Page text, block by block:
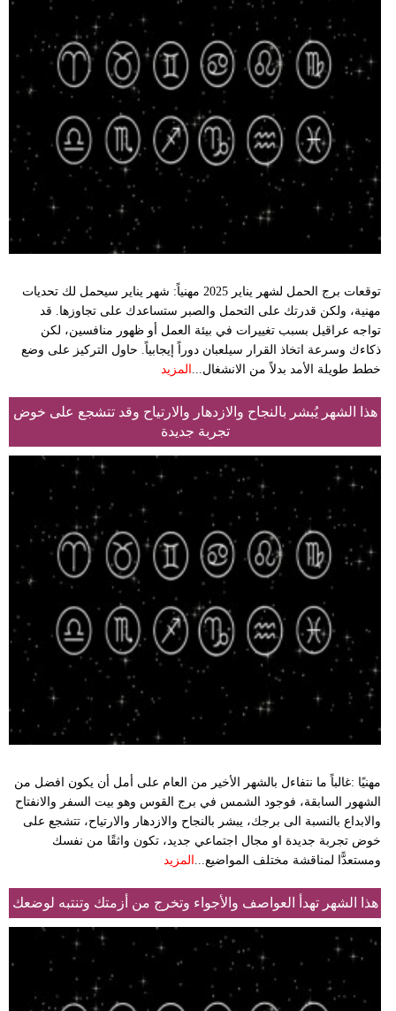
توقعات برج الحمل لشهر يناير 2025 مهنياً: شهر يناير سيحمل لك تحديات
مهنية، ولكن قدرتك على التحمل والصبر ستساعدك على تجاوزها. قد
تواجه عراقيل بسبب تغييرات في بيئة العمل أو ظهور منافسين، لكن
ذكاءك وسرعة اتخاذ القرار سيلعبان دوراً إيجابياً. حاول التركيز على وضع
خطط طويلة الأمد بدلاً من الانشغال... المزيد
هذا الشهر يُبشر بالنجاح والازدهار والارتياح وقد تتشجع على خوض
تجربة جديدة
مهنيًا :غالباً ما نتفاءل بالشهر الأخير من العام على أمل أن يكون افضل من
الشهور السابقة، فوجود الشمس في برج القوس وهو بيت السفر والانفتاح
والابداع بالنسبة الى برجك، يبشر بالنجاح والازدهار والارتياح، تتشجع على
خوض تجربة جديدة او مجال اجتماعي جديد، تكون واثقًا من نفسك
ومستعدًّا لمناقشة مختلف المواضيع... المزيد
هذا الشهر تهدأ العواصف والأجواء وتخرج من أزمتك وتنتبه لوضعك